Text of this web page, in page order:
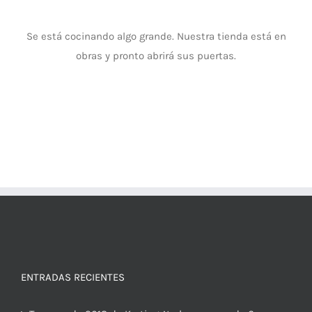
Se está cocinando algo grande. Nuestra tienda está en
obras y pronto abrirá sus puertas.
ENTRADAS RECIENTES